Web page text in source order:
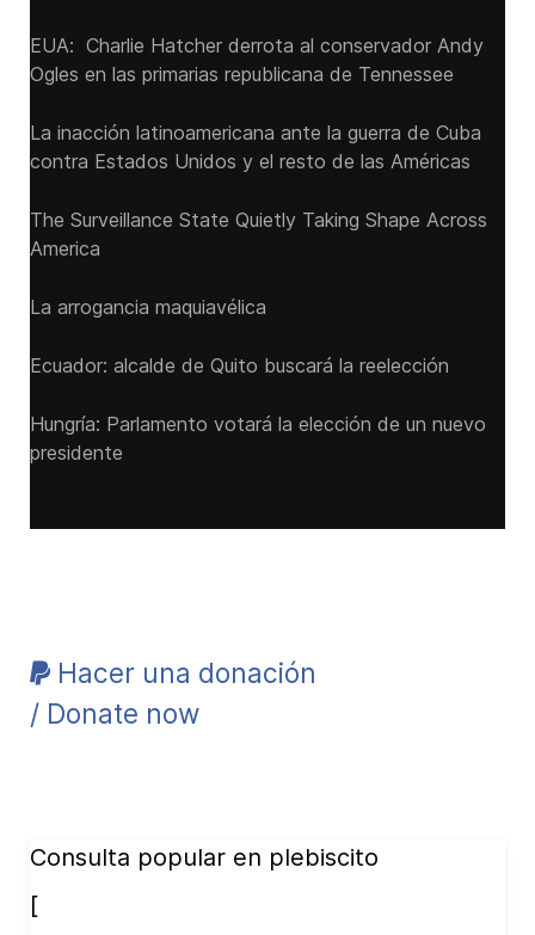
EUA: Charlie Hatcher derrota al conservador Andy
Ogles en las primarias republicana de Tennessee
La inacción latinoamericana ante la guerra de Cuba
contra Estados Unidos y el resto de las Américas
The Surveillance State Quietly Taking Shape Across
America
La arrogancia maquiavélica
Ecuador: alcalde de Quito buscará la reelección
Hungría: Parlamento votará la elección de un nuevo
presidente
Hacer una donación
/ Donate now
Consulta popular en plebiscito
[